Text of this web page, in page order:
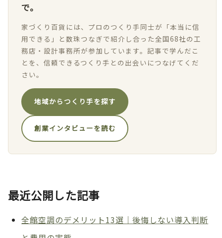
で。
家づくり百貨には、プロのつくり手同士が「本当に信
用できる」と数珠つなぎで紹介し合った全国68社の工
務店・設計事務所が参加しています。記事で学んだこ
とを、信頼できるつくり手との出会いにつなげてくだ
さい。
地域からつくり手を探す
創業インタビューを読む
最近公開した記事
全館空調のデメリット13選｜後悔しない導入判断